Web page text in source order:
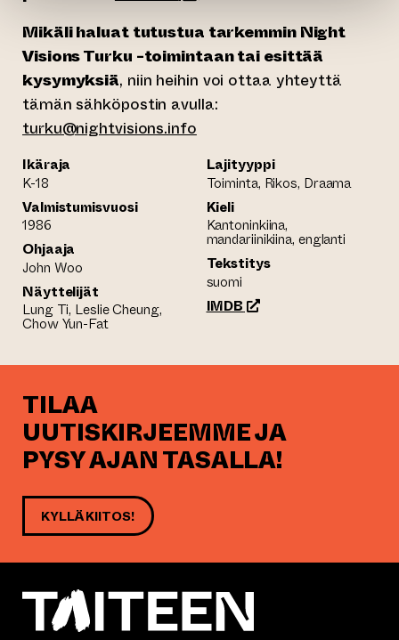
Mikäli haluat tutustua tarkemmin Night
Visions Turku -toimintaan tai esittää
kysymyksiä, niin heihin voi ottaa yhteyttä
tämän sähköpostin avulla:
turku@nightvisions.info
Ikäraja
K-18
Valmistumisvuosi
1986
Ohjaaja
John Woo
Näyttelijät
Lung Ti, Leslie Cheung,
Chow Yun-Fat
Lajityyppi
Toiminta, Rikos, Draama
Kieli
Kantoninkiina,
mandariinikiina, englanti
Tekstitys
suomi
IMDB (siirtyy toiseen
TILAA
UUTISKIRJEEMME JA
PYSY AJAN TASALLA!
KYLLÄ KIITOS!